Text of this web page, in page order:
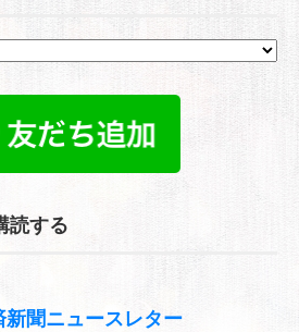
読する
新聞ニュースレター